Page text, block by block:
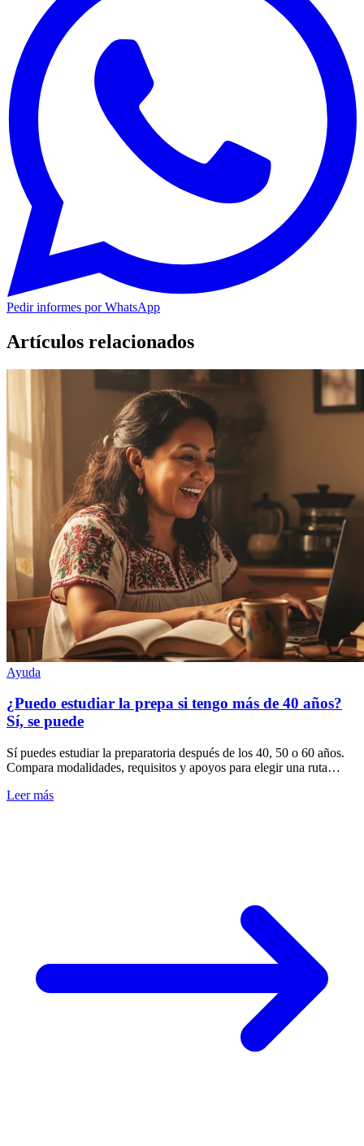
Pedir informes por WhatsApp
Artículos relacionados
Ayuda
¿Puedo estudiar la prepa si tengo más de 40 años?
Sí, se puede
Sí puedes estudiar la preparatoria después de los 40, 50 o 60 años.
Compara modalidades, requisitos y apoyos para elegir una ruta
Leer más